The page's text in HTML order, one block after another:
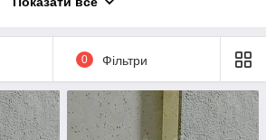
різну відстань від
а також моделі зі
підсвічуванням.
0 Фільтри